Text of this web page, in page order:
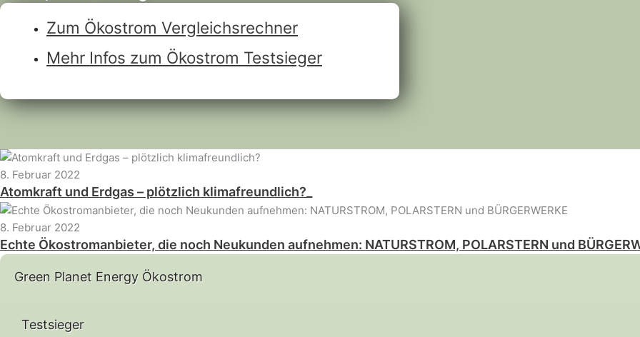
Zum Ökostrom Vergleichsrechner
Mehr Infos zum Ökostrom Testsieger
8. Februar 2022
Atomkraft und Erdgas – plötzlich klimafreundlich?
8. Februar 2022
Echte Ökostromanbieter, die noch Neukunden aufnehmen: NATURSTROM, POLARSTERN und
Green Planet Energy Ökostrom
Testsieger